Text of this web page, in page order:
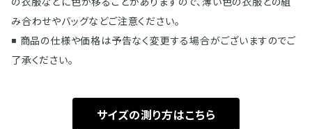
み合わせやバッグなどご注意ください。
◾️ 商品の仕様や価格は予告なく変更する場合がございますのでご
了承ください。
サイズの測り方はこちら